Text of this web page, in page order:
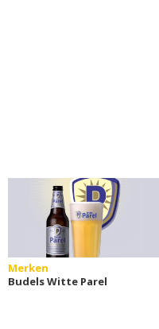
Merken
Budels Witte Parel